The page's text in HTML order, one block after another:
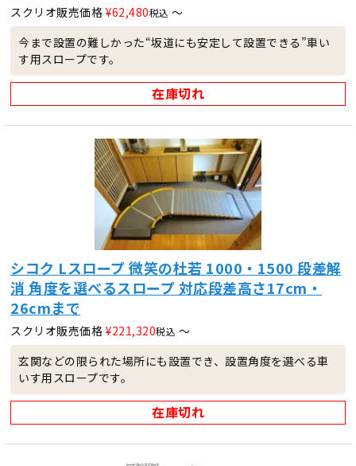
スクリオ販売価格 ¥62,480税込 〜
今まで設置の難しかった“坂道にも安定して設置できる”車い
す用スロープです。
在庫切れ
シコク Lスロープ 微笑の杜若 1000・1500 段差解
消 角度を選べるスロープ 対応段差高さ17cm・
26cmまで
スクリオ販売価格 ¥221,320税込 〜
玄関などの限られた場所にも設置でき、設置角度を選べる車
いす用スロープです。
在庫切れ